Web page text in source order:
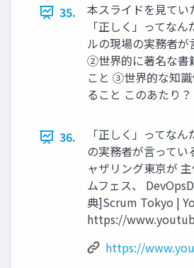
35.
本スライドを見てい
「正しく」ってな
ルの現場の実務者が
②世界的に著名な書
こと ③世界的な知
ること このあたり？
36.
「正しく」ってな
の実務者が言ってい
ャザリング東京が
ムフェス、
典]Scrum Tokyo |
https://
https://